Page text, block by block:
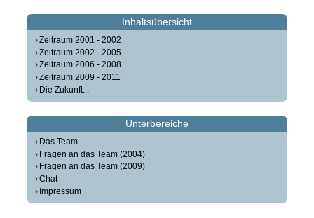
Inhaltsübersicht
Zeitraum 2001 - 2002
Zeitraum 2002 - 2005
Zeitraum 2006 - 2008
Zeitraum 2009 - 2011
Die Zukunft...
Unterbereiche
Das Team
Fragen an das Team (2004)
Fragen an das Team (2009)
Chat
Impressum